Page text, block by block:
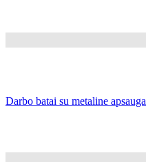
Darbo batai su metaline apsauga